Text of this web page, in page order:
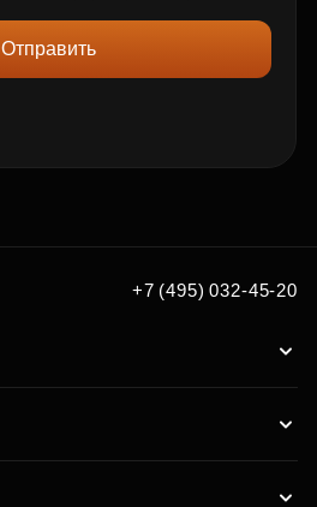
Отправить
+7 (495) 032-45-20